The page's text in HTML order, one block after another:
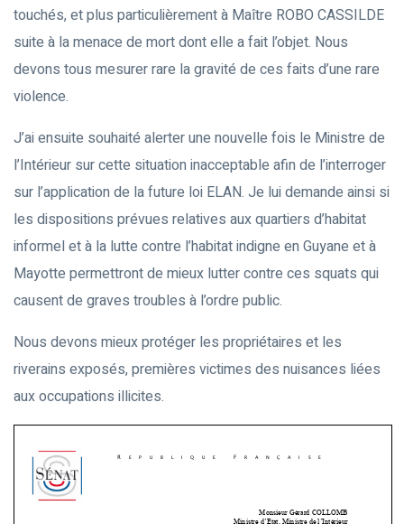
touchés, et plus particulièrement à Maître ROBO CASSILDE
suite à la menace de mort dont elle a fait l’objet. Nous
devons tous mesurer rare la gravité de ces faits d’une rare
violence.
J’ai ensuite souhaité alerter une nouvelle fois le Ministre de
l’Intérieur sur cette situation inacceptable afin de l’interroger
sur l’application de la future loi ELAN. Je lui demande ainsi si
les dispositions prévues relatives aux quartiers d’habitat
informel et à la lutte contre l’habitat indigne en Guyane et à
Mayotte permettront de mieux lutter contre ces squats qui
causent de graves troubles à l’ordre public.
Nous devons mieux protéger les propriétaires et les
riverains exposés, premières victimes des nuisances liées
aux occupations illicites.